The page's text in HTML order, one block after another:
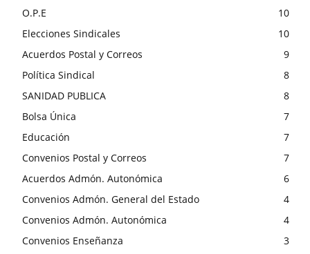
O.P.E
10
Elecciones Sindicales
10
Acuerdos Postal y Correos
9
Política Sindical
8
SANIDAD PUBLICA
8
Bolsa Única
7
Educación
7
Convenios Postal y Correos
7
Acuerdos Admón. Autonómica
6
Convenios Admón. General del Estado
4
Convenios Admón. Autonómica
4
Convenios Enseñanza
3